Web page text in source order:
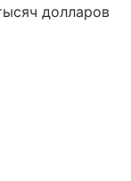
долларов